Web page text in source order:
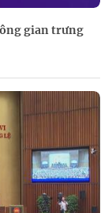
gian trưng